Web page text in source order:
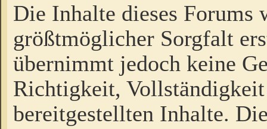
Die Inhalte dieses Forums
größtmöglicher Sorgfalt
übernimmt jedoch keine
Richtigkeit,
bereitgestellten Inhalte.